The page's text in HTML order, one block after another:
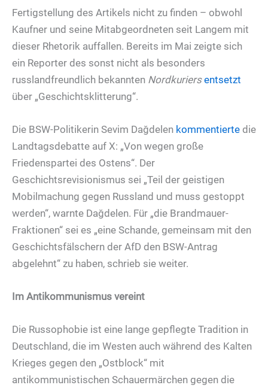
Fertigstellung des Artikels nicht zu finden – obwohl
Kaufner und seine Mitabgeordneten seit Langem mit
dieser Rhetorik auffallen. Bereits im Mai zeigte sich
ein Reporter des sonst nicht als besonders
russlandfreundlich bekannten Nordkuriers entsetzt
über „Geschichtsklitterung“.
Die BSW-Politikerin Sevim Dağdelen kommentierte die
Landtagsdebatte auf X: „Von wegen große
Friedenspartei des Ostens“. Der
Geschichtsrevisionismus sei „Teil der geistigen
Mobilmachung gegen Russland und muss gestoppt
werden“, warnte Dağdelen. Für „die Brandmauer-
Fraktionen“ sei es „eine Schande, gemeinsam mit den
Geschichtsfälschern der AfD den BSW-Antrag
abgelehnt“ zu haben, schrieb sie weiter.
Im Antikommunismus vereint
Die Russophobie ist eine lange gepflegte Tradition in
Deutschland, die im Westen auch während des Kalten
Krieges gegen den „Ostblock“ mit
antikommunistischen Schauermärchen gegen die